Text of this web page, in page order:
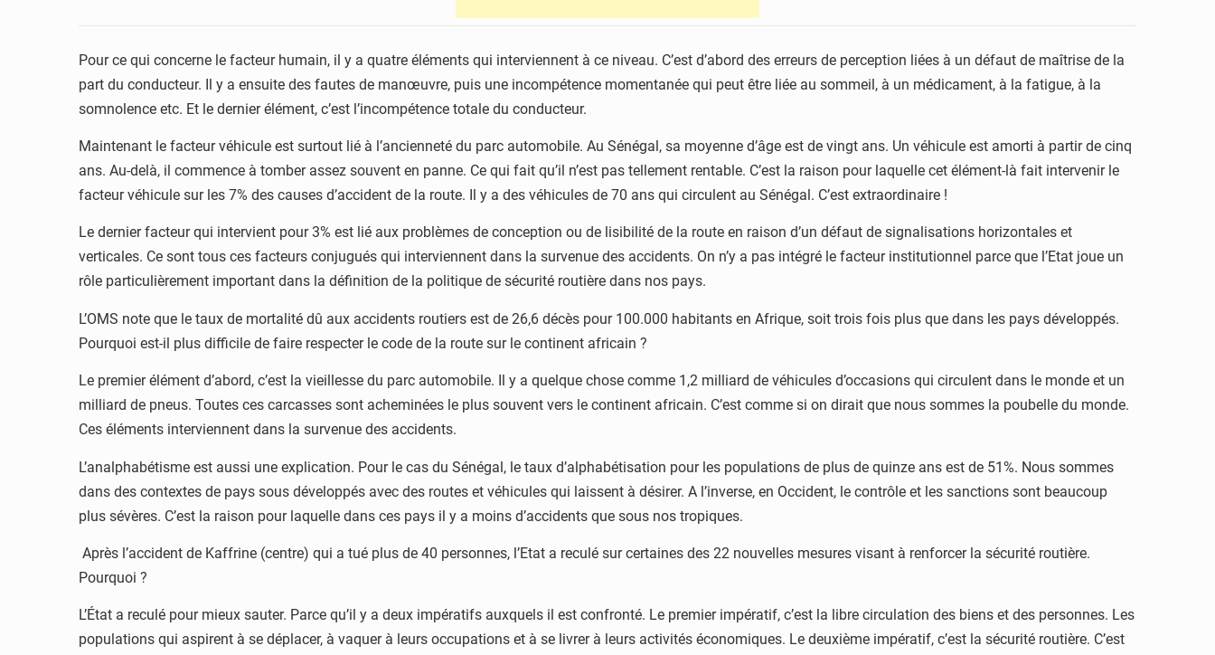
Pour ce qui concerne le facteur humain, il y a quatre éléments qui interviennent à ce niveau. C’est d’abord des erreurs de perception liées à un défaut de maîtrise de la
part du conducteur. Il y a ensuite des fautes de manœuvre, puis une incompétence momentanée qui peut être liée au sommeil, à un médicament, à la fatigue, à la
somnolence etc. Et le dernier élément, c’est l’incompétence totale du conducteur.
Maintenant le facteur véhicule est surtout lié à l’ancienneté du parc automobile. Au Sénégal, sa moyenne d’âge est de vingt ans. Un véhicule est amorti à partir de cinq
ans. Au-delà, il commence à tomber assez souvent en panne. Ce qui fait qu’il n’est pas tellement rentable. C’est la raison pour laquelle cet élément-là fait intervenir le
facteur véhicule sur les 7% des causes d’accident de la route. Il y a des véhicules de 70 ans qui circulent au Sénégal. C’est extraordinaire !
Le dernier facteur qui intervient pour 3% est lié aux problèmes de conception ou de lisibilité de la route en raison d’un défaut de signalisations horizontales et
verticales. Ce sont tous ces facteurs conjugués qui interviennent dans la survenue des accidents. On n’y a pas intégré le facteur institutionnel parce que l’Etat joue un
rôle particulièrement important dans la définition de la politique de sécurité routière dans nos pays.
L’OMS note que le taux de mortalité dû aux accidents routiers est de 26,6 décès pour 100.000 habitants en Afrique, soit trois fois plus que dans les pays développés.
Pourquoi est-il plus difficile de faire respecter le code de la route sur le continent africain ?
Le premier élément d’abord, c’est la vieillesse du parc automobile. Il y a quelque chose comme 1,2 milliard de véhicules d’occasions qui circulent dans le monde et un
milliard de pneus. Toutes ces carcasses sont acheminées le plus souvent vers le continent africain. C’est comme si on dirait que nous sommes la poubelle du monde.
Ces éléments interviennent dans la survenue des accidents.
L’analphabétisme est aussi une explication. Pour le cas du Sénégal, le taux d’alphabétisation pour les populations de plus de quinze ans est de 51%. Nous sommes
dans des contextes de pays sous développés avec des routes et véhicules qui laissent à désirer. A l’inverse, en Occident, le contrôle et les sanctions sont beaucoup
plus sévères. C’est la raison pour laquelle dans ces pays il y a moins d’accidents que sous nos tropiques.
Après l’accident de Kaffrine (centre) qui a tué plus de 40 personnes, l’Etat a reculé sur certaines des 22 nouvelles mesures visant à renforcer la sécurité routière.
Pourquoi ?
L’État a reculé pour mieux sauter. Parce qu’il y a deux impératifs auxquels il est confronté. Le premier impératif, c’est la libre circulation des biens et des personnes. Les
populations qui aspirent à se déplacer, à vaquer à leurs occupations et à se livrer à leurs activités économiques. Le deuxième impératif, c’est la sécurité routière. C’est